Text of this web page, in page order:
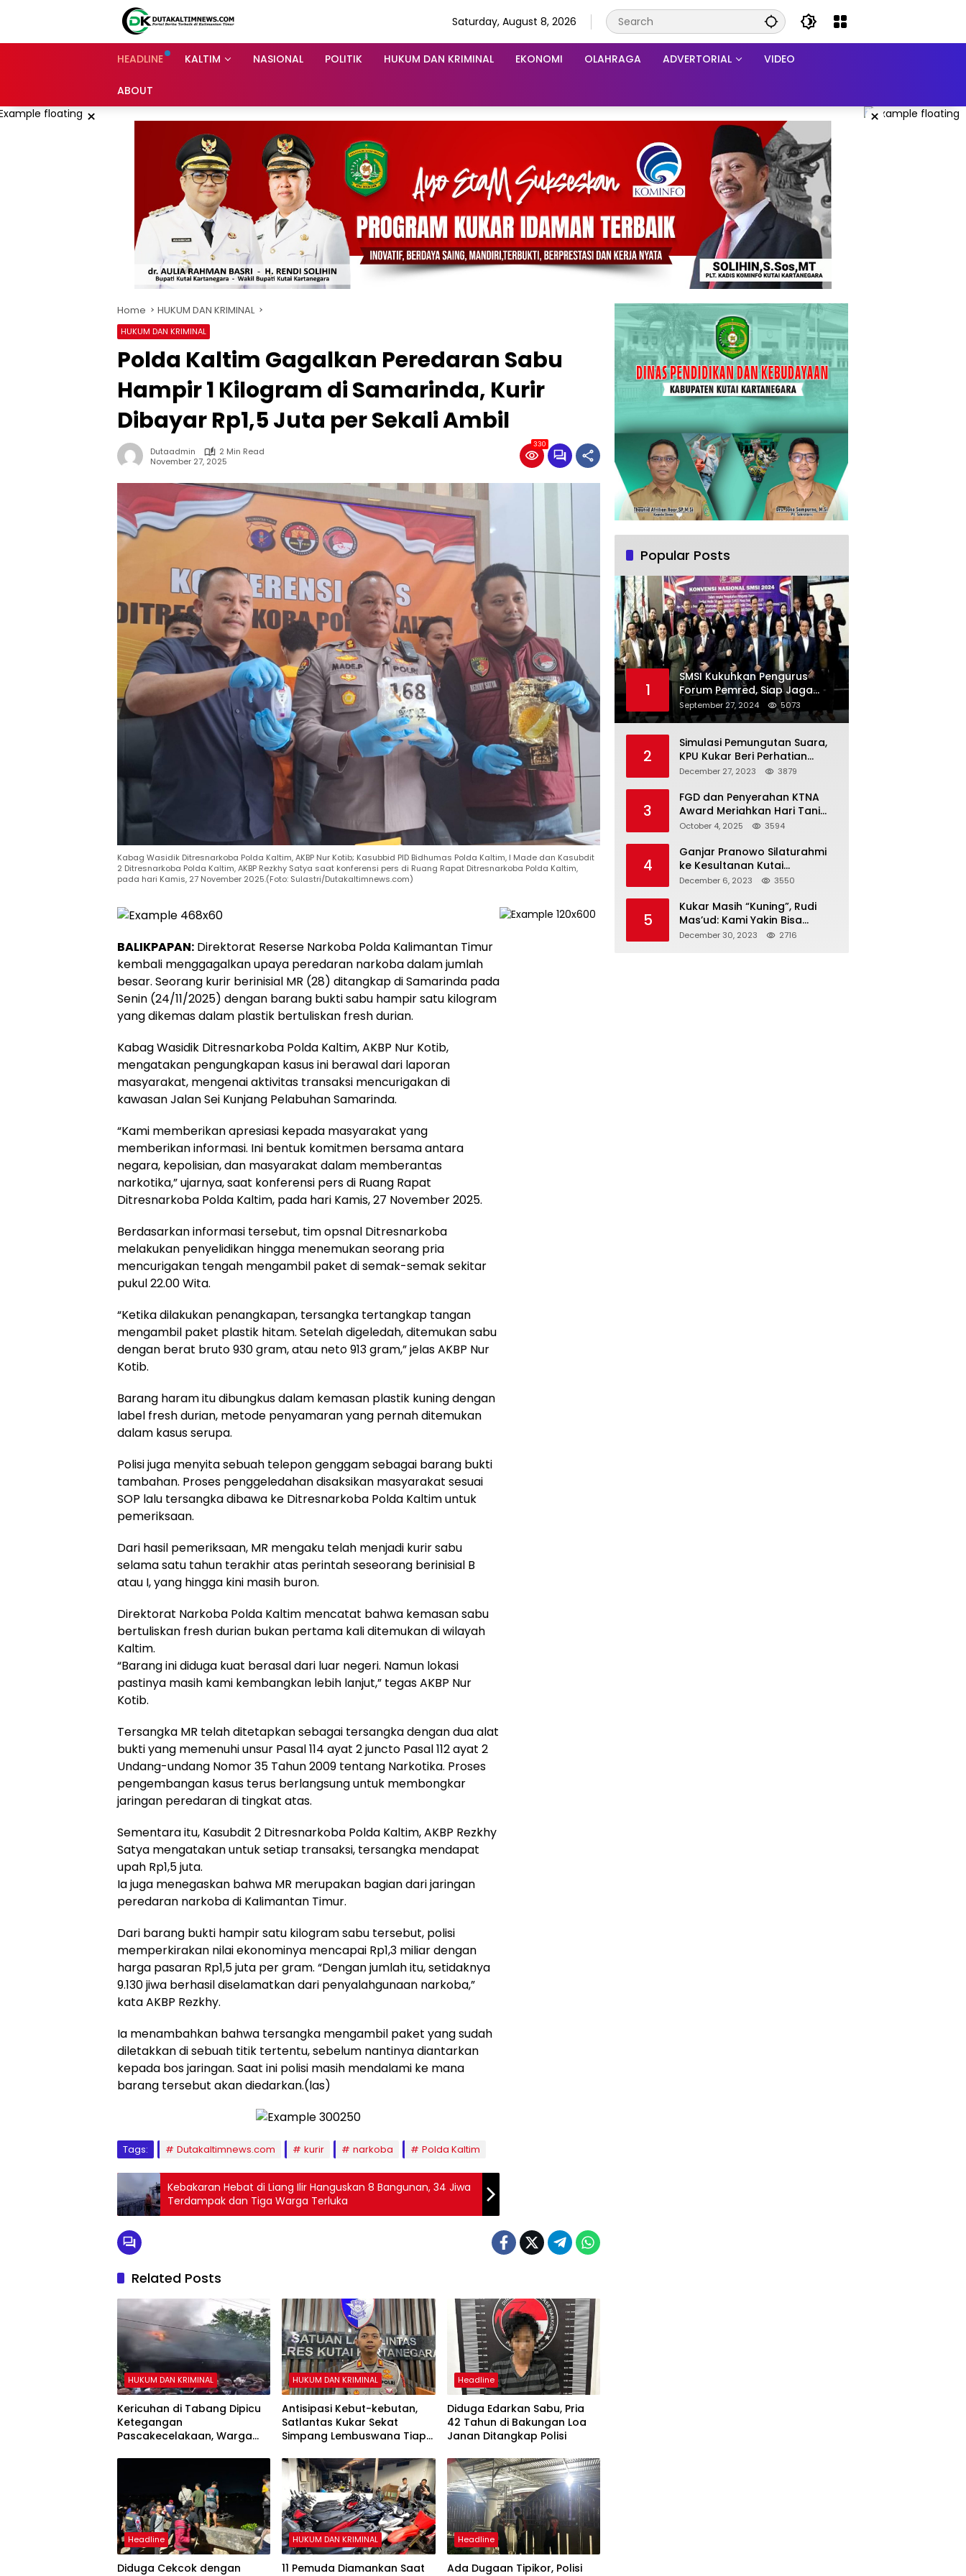
Saturday, August 8, 2026
HEADLINE KALTIM NASIONAL POLITIK HUKUM DAN KRIMINAL EKONOMI OLAHRAGA ADVERTORIAL VIDEO
ABOUT
× ×
Home HUKUM DAN KRIMINAL
HUKUM DAN KRIMINAL
Polda Kaltim Gagalkan Peredaran Sabu
Hampir 1 Kilogram di Samarinda, Kurir
Dibayar Rp1,5 Juta per Sekali Ambil
Dutaadmin
2 Min Read
November 27, 2025
330
Kabag Wasidik Ditresnarkoba Polda Kaltim, AKBP Nur Kotib; Kasubbid PID Bidhumas Polda Kaltim, I Made dan Kasubdit
2 Ditresnarkoba Polda Kaltim, AKBP Rezkhy Satya saat konferensi pers di Ruang Rapat Ditresnarkoba Polda Kaltim,
pada hari Kamis, 27 November 2025.(Foto: Sulastri/Dutakaltimnews.com)
BALIKPAPAN: Direktorat Reserse Narkoba Polda Kalimantan Timur
kembali menggagalkan upaya peredaran narkoba dalam jumlah
besar. Seorang kurir berinisial MR (28) ditangkap di Samarinda pada
Senin (24/11/2025) dengan barang bukti sabu hampir satu kilogram
yang dikemas dalam plastik bertuliskan fresh durian.
Kabag Wasidik Ditresnarkoba Polda Kaltim, AKBP Nur Kotib,
mengatakan pengungkapan kasus ini berawal dari laporan
masyarakat, mengenai aktivitas transaksi mencurigakan di
kawasan Jalan Sei Kunjang Pelabuhan Samarinda.
“Kami memberikan apresiasi kepada masyarakat yang
memberikan informasi. Ini bentuk komitmen bersama antara
negara, kepolisian, dan masyarakat dalam memberantas
narkotika,” ujarnya, saat konferensi pers di Ruang Rapat
Ditresnarkoba Polda Kaltim, pada hari Kamis, 27 November 2025.
Berdasarkan informasi tersebut, tim opsnal Ditresnarkoba
melakukan penyelidikan hingga menemukan seorang pria
mencurigakan tengah mengambil paket di semak-semak sekitar
pukul 22.00 Wita.
“Ketika dilakukan penangkapan, tersangka tertangkap tangan
mengambil paket plastik hitam. Setelah digeledah, ditemukan sabu
dengan berat bruto 930 gram, atau neto 913 gram,” jelas AKBP Nur
Kotib.
Barang haram itu dibungkus dalam kemasan plastik kuning dengan
label fresh durian, metode penyamaran yang pernah ditemukan
dalam kasus serupa.
Polisi juga menyita sebuah telepon genggam sebagai barang bukti
tambahan. Proses penggeledahan disaksikan masyarakat sesuai
SOP lalu tersangka dibawa ke Ditresnarkoba Polda Kaltim untuk
pemeriksaan.
Dari hasil pemeriksaan, MR mengaku telah menjadi kurir sabu
selama satu tahun terakhir atas perintah seseorang berinisial B
atau I, yang hingga kini masih buron.
Direktorat Narkoba Polda Kaltim mencatat bahwa kemasan sabu
bertuliskan fresh durian bukan pertama kali ditemukan di wilayah
Kaltim.
“Barang ini diduga kuat berasal dari luar negeri. Namun lokasi
pastinya masih kami kembangkan lebih lanjut,” tegas AKBP Nur
Kotib.
Tersangka MR telah ditetapkan sebagai tersangka dengan dua alat
bukti yang memenuhi unsur Pasal 114 ayat 2 juncto Pasal 112 ayat 2
Undang-undang Nomor 35 Tahun 2009 tentang Narkotika. Proses
pengembangan kasus terus berlangsung untuk membongkar
jaringan peredaran di tingkat atas.
Sementara itu, Kasubdit 2 Ditresnarkoba Polda Kaltim, AKBP Rezkhy
Satya mengatakan untuk setiap transaksi, tersangka mendapat
upah Rp1,5 juta.
Ia juga menegaskan bahwa MR merupakan bagian dari jaringan
peredaran narkoba di Kalimantan Timur.
Dari barang bukti hampir satu kilogram sabu tersebut, polisi
memperkirakan nilai ekonominya mencapai Rp1,3 miliar dengan
harga pasaran Rp1,5 juta per gram. “Dengan jumlah itu, setidaknya
9.130 jiwa berhasil diselamatkan dari penyalahgunaan narkoba,”
kata AKBP Rezkhy.
Ia menambahkan bahwa tersangka mengambil paket yang sudah
diletakkan di sebuah titik tertentu, sebelum nantinya diantarkan
kepada bos jaringan. Saat ini polisi masih mendalami ke mana
barang tersebut akan diedarkan.(las)
Tags: Dutakaltimnews.com kurir narkoba Polda Kaltim
Kebakaran Hebat di Liang Ilir Hanguskan 8 Bangunan, 34 Jiwa
Terdampak dan Tiga Warga Terluka
Related Posts
HUKUM DAN KRIMINAL
Kericuhan di Tabang Dipicu
Ketegangan
Pascakecelakaan, Warga
HUKUM DAN KRIMINAL
Antisipasi Kebut-kebutan,
Satlantas Kukar Sekat
Simpang Lembuswana Tiap
Headline
Diduga Edarkan Sabu, Pria
42 Tahun di Bakungan Loa
Janan Ditangkap Polisi
Headline
Diduga Cekcok dengan
HUKUM DAN KRIMINAL
11 Pemuda Diamankan Saat
Headline
Ada Dugaan Tipikor, Polisi
Popular Posts
1
SMSI Kukuhkan Pengurus
Forum Pemred, Siap Jaga
Kualitas Media Daring di
Indonesia
September 27, 2024 5073
2
Simulasi Pemungutan Suara,
KPU Kukar Beri Perhatian
Penyandang Disabilitas
December 27, 2023 3879
3
FGD dan Penyerahan KTNA
Award Meriahkan Hari Tani
Nasional di Kukar
October 4, 2025 3594
4
Ganjar Pranowo Silaturahmi
ke Kesultanan Kutai
Kartanegara
December 6, 2023 3550
5
Kukar Masih “Kuning”, Rudi
Mas’ud: Kami Yakin Bisa
Menang di Pemilu 2024
December 30, 2023 2716